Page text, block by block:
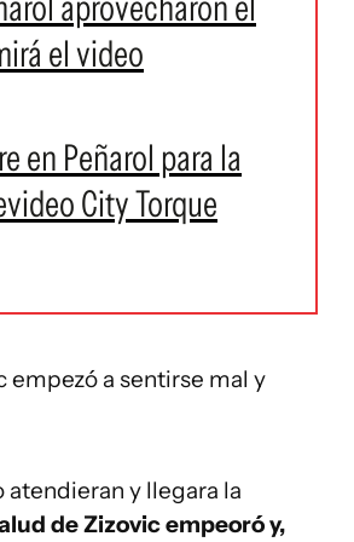
el video
en Peñarol para la
City Torque
empezó a sentirse mal y
y llegara la
de Zizovic empeoró y,